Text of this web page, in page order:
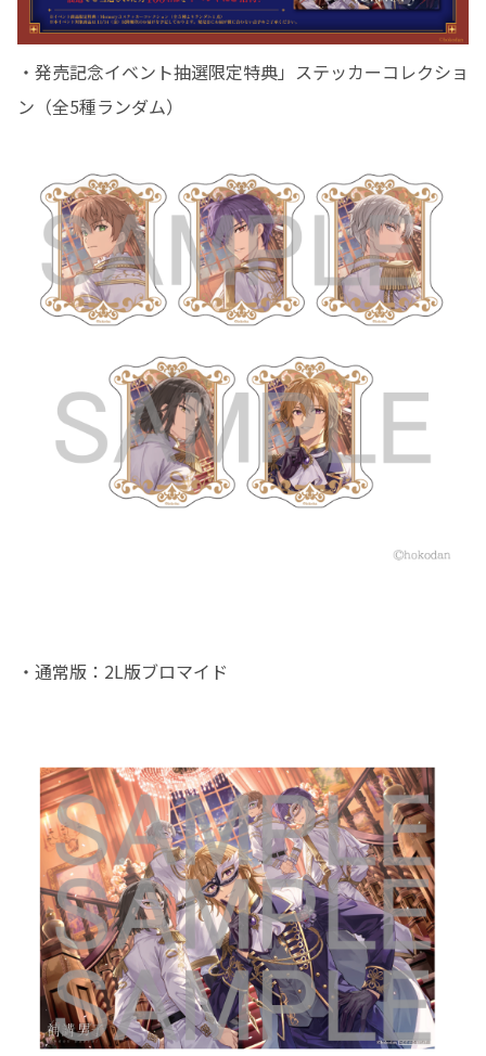
・発売記念イベント抽選限定特典」ステッカーコレクショ
ン（全5種ランダム）
・通常版：2L版ブロマイド